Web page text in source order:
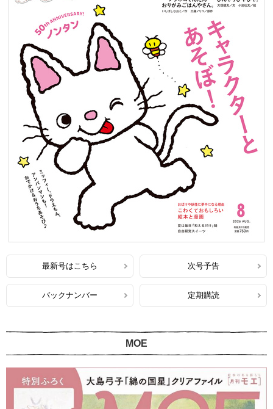
最新号はこちら 次号予告
バックナンバー 定期購読
MOE